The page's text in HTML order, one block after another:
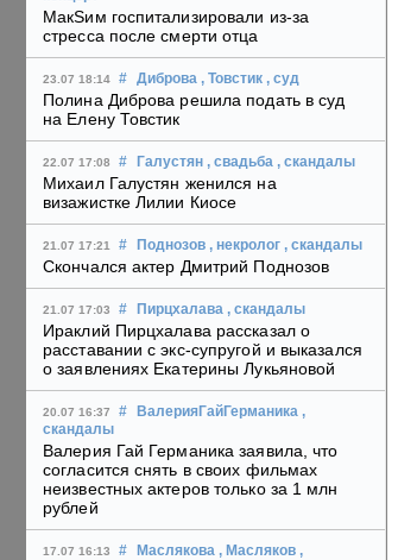
МакSим госпитализировали из-за
стресса после смерти отца
23.07 18:14 # Диброва , Товстик , суд
Полина Диброва решила подать в суд
на Елену Товстик
22.07 17:08 # Галустян , свадьба , скандалы
Михаил Галустян женился на
визажистке Лилии Киосе
21.07 17:21 # Поднозов , некролог , скандалы
Скончался актер Дмитрий Поднозов
21.07 17:03 # Пирцхалава , скандалы
Ираклий Пирцхалава рассказал о
расставании с экс-супругой и выказался
о заявлениях Екатерины Лукьяновой
20.07 16:37 # ВалерияГайГерманика ,
скандалы
Валерия Гай Германика заявила, что
согласится снять в своих фильмах
неизвестных актеров только за 1 млн
рублей
17.07 16:13 # Маслякова , Масляков ,